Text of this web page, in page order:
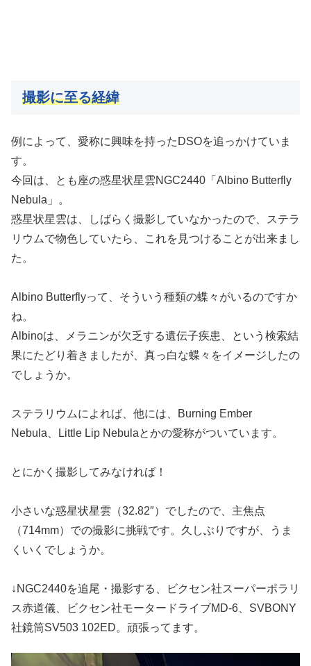
撮影に至る経緯
例によって、愛称に興味を持ったDSOを追っかけていま
す。
今回は、とも座の惑星状星雲NGC2440「Albino Butterfly
Nebula」。
惑星状星雲は、しばらく撮影していなかったので、ステラ
リウムで物色していたら、これを見つけることが出来まし
た。
Albino Butterflyって、そういう種類の蝶々がいるのですか
ね。
Albinoは、メラニンが欠乏する遺伝子疾患、という検索結
果にたどり着きましたが、真っ白な蝶々をイメージしたの
でしょうか。
ステラリウムによれば、他には、Burning Ember
Nebula、Little Lip Nebulaとかの愛称がついています。
とにかく撮影してみなければ！
小さいな惑星状星雲（32.82″）でしたので、主焦点
（714mm）での撮影に挑戦です。久しぶりですが、うま
くいくでしょうか。
↓NGC2440を追尾・撮影する、ビクセン社スーパーポラリ
ス赤道儀、ビクセン社モータードライブMD-6、SVBONY
社鏡筒SV503 102ED。頑張ってます。